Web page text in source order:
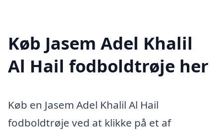
Køb Jasem Adel Khalil
Al Hail fodboldtrøje her
Køb en Jasem Adel Khalil Al Hail
fodboldtrøje ved at klikke på et af